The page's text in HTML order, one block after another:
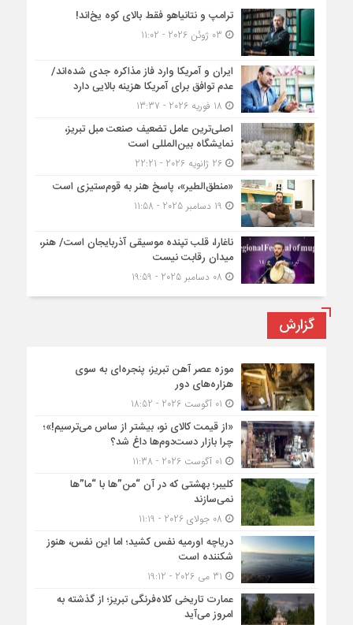
ترامپ و نتانیاهو فقط بالای کوه یخ‌اند!
ایران و آمریکا وارد فاز مذاکره جدی شده‌اند/
عدم توافق برای آمریکا هزینه بالایی دارد
اصلی‌ترین عامل تضعیف صنعت مبل تبریز،
نمایشگاه بین‌المللی است
26 ژانویه 2026 - 22:21
«منطق‌الطیر»، پاسخ هنر به قوم‌ستیزی است
ناغارا، قلب تپنده موسیقی آذربایجان است/ هنر،
میدان رقابت نیست
گزارش
موزه عصر آهن تبریز، پنجره‌ای به سوی
هزاره‌های دور
«از قیمت کالای نو، بیشتر از ساس می‌ترسیم!»؛
چرا بازار دست‌دوم‌ها داغ شد؟
کلیبر؛ بهشتی که در آن “من”ها با “ما”ها
نمی‌سازند
دریاچه اورمیه نفس کشید؛ اما این نفس، هنوز
شکننده است
عمارت تاریخی کلاه‌فرنگی تبریز؛ از گذشته به
امروز می‌آید